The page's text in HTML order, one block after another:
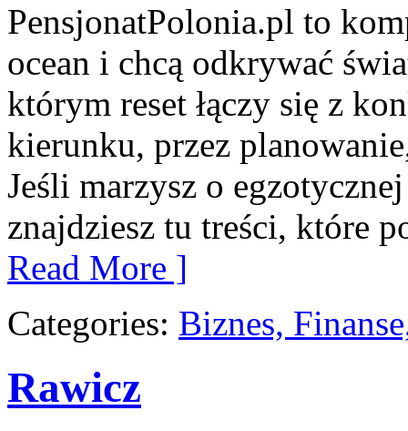
PensjonatPolonia.pl to
ocean i chcą odkrywać
którym reset łączy się z
kierunku, przez
Jeśli marzysz o
znajdziesz tu treści, które
Read More ]
Categories: Biznes,
Rawicz